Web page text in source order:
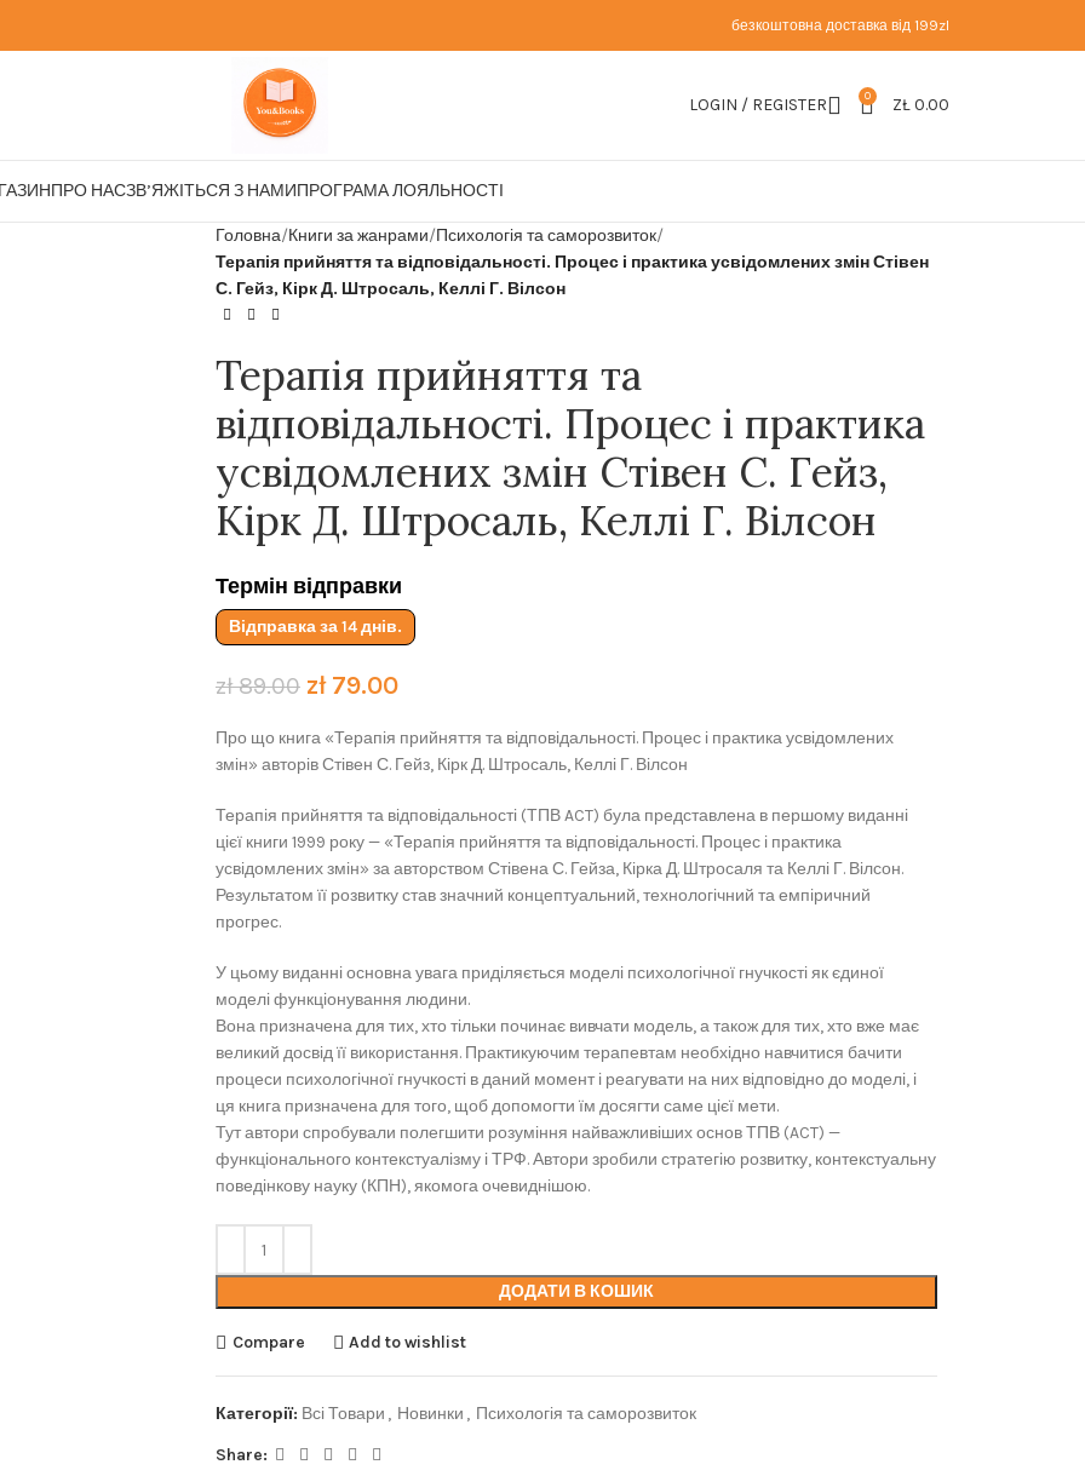
безкоштовна доставка від 199zl
LOGIN / REGISTER 0 ZŁ0.00
ПРО НАСЗВ’ЯЖІТЬСЯ З НАМИПРОГРАМА ЛОЯЛЬНОСТІ
Головна Книги за жанрами Психологія та саморозвиток
Терапія прийняття та відповідальності. Процес і практика усвідомлених змін Стівен
С. Гейз, Кірк Д. Штросаль, Келлі Г. Вілсон
Терапія прийняття та
відповідальності. Процес і практика
усвідомлених змін Стівен С. Гейз,
Кірк Д. Штросаль, Келлі Г. Вілсон
Термін відправки
Відправка за 14 днів.
zł89.00 zł79.00
Про що книга «Терапія прийняття та відповідальності. Процес і практика усвідомлених
змін» авторів Стівен С. Гейз, Кірк Д. Штросаль, Келлі Г. Вілсон
Терапія прийняття та відповідальності (ТПВ ACT) була представлена в першому виданні
цієї книги 1999 року — «Терапія прийняття та відповідальності. Процес і практика
усвідомлених змін» за авторством Стівена С. Гейза, Кірка Д. Штросаля та Келлі Г. Вілсон.
Результатом її розвитку став значний концептуальний, технологічний та емпіричний
прогрес.
У цьому виданні основна увага приділяється моделі психологічної гнучкості як єдиної
моделі функціонування людини.
Вона призначена для тих, хто тільки починає вивчати модель, а також для тих, хто вже має
великий досвід її використання. Практикуючим терапевтам необхідно навчитися бачити
процеси психологічної гнучкості в даний момент і реагувати на них відповідно до моделі, і
ця книга призначена для того, щоб допомогти їм досягти саме цієї мети.
Тут автори спробували полегшити розуміння найважливіших основ ТПВ (ACT) —
функціонального контекстуалізму і ТРФ. Автори зробили стратегію розвитку, контекстуальну
поведінкову науку (КПН), якомога очевиднішою.
ДОДАТИ В КОШИК
Compare Add to wishlist
Категорії: Всі Товари , Новинки , Психологія та саморозвиток
Share: